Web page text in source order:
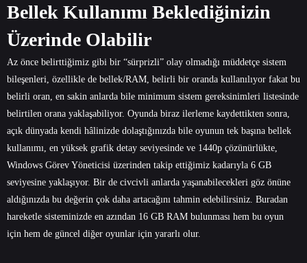
Bellek Kullanımı Beklediğinizin
Üzerinde Olabilir
Az önce belirttiğimiz gibi bir “sürprizli” olay olmadığı müddetçe sistem
bileşenleri, özellikle de bellek/RAM, belirli bir oranda kullanılıyor fakat bu
belirli oran, en sakin anlarda bile minimum sistem gereksinimleri listesinde
belirtilen orana yaklaşabiliyor. Oyunda biraz ilerleme kaydettikten sonra,
açık dünyada kendi hâlinizde dolaştığınızda bile oyunun tek başına bellek
kullanımı, en yüksek grafik detay seviyesinde ve 1440p çözünürlükte,
Windows Görev Yöneticisi üzerinden takip ettiğimiz kadarıyla 6 GB
seviyesine yaklaşıyor. Bir de civcivli anlarda yaşanabilecekleri göz önüne
aldığınızda bu değerin çok daha artacağını tahmin edebilirsiniz. Buradan
hareketle sisteminizde en azından 16 GB RAM bulunması hem bu oyun
için hem de güncel diğer oyunlar için yararlı olur.